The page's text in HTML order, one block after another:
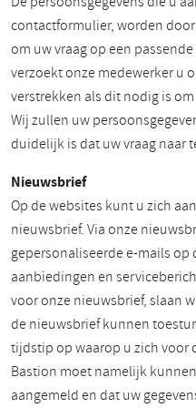
contactformulier, worden
om uw vraag op een
verzoekt onze medewerker u
verstrekken als dit nodig is
Wij zullen uw
duidelijk is dat uw vraag naar
Nieuwsbrief
Op de websites kunt u zich
nieuwsbrief. Via onze
gepersonaliseerde e-mails op
aanbiedingen en
voor onze nieuwsbrief, slaan
de nieuwsbrief kunnen
tijdstip op waarop u zich voor
Bastion moet namelijk
aangemeld en dat uw